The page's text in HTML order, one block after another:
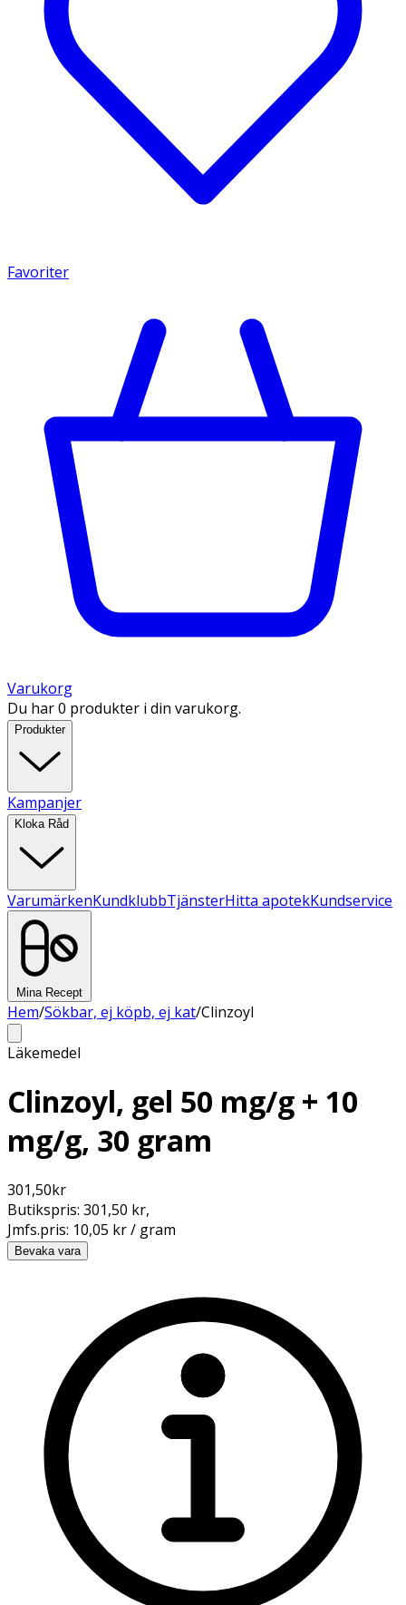
Favoriter
Varukorg
Du har 0 produkter i din varukorg.
Produkter
Kampanjer
Kloka Råd
VarumärkenKundklubbTjänsterHitta apotekKundservice
Mina Recept
Hem/Sökbar, ej köpb, ej kat/Clinzoyl
Läkemedel
Clinzoyl, gel 50 mg/g + 10
mg/g, 30 gram
301,50kr
Butikspris: 301,50 kr,
Jmfs.pris: 10,05 kr / gram
Bevaka vara